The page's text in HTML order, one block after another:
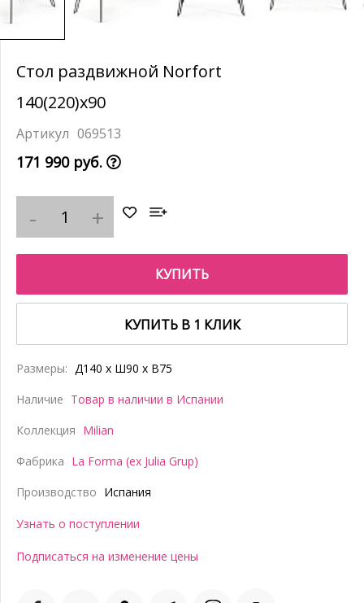
Стол раздвижной Norfort
140(220)х90
069513
171 990 руб.
КУПИТЬ
КУПИТЬ В 1 КЛИК
Размеры: Д140 x Ш90 x В75
Наличие Товар в наличии в Испании
Коллекция Milian
Фабрика La Forma (ex Julia Grup)
Производство Испания
Узнать о поступлении
Подписаться на изменение цены